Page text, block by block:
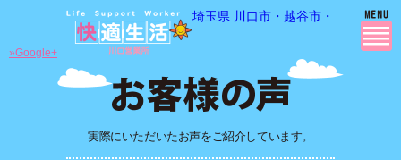
埼玉県 川口市・越谷市・さいたま
実際にいただいたお声をご紹介しています。
»Google+